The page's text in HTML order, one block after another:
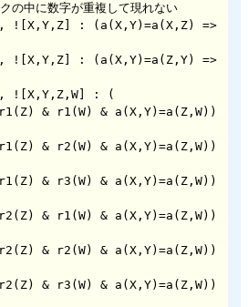
の中に数字が重複して現れない
![X,Y,Z] : (a(X,Y)=a(X,Z) =>
![X,Y,Z] : (a(X,Y)=a(Z,Y) =>
![X,Y,Z,W] : (
& r1(W) & a(X,Y)=a(Z,W))
& r2(W) & a(X,Y)=a(Z,W))
& r3(W) & a(X,Y)=a(Z,W))
& r1(W) & a(X,Y)=a(Z,W))
& r2(W) & a(X,Y)=a(Z,W))
& r3(W) & a(X,Y)=a(Z,W))